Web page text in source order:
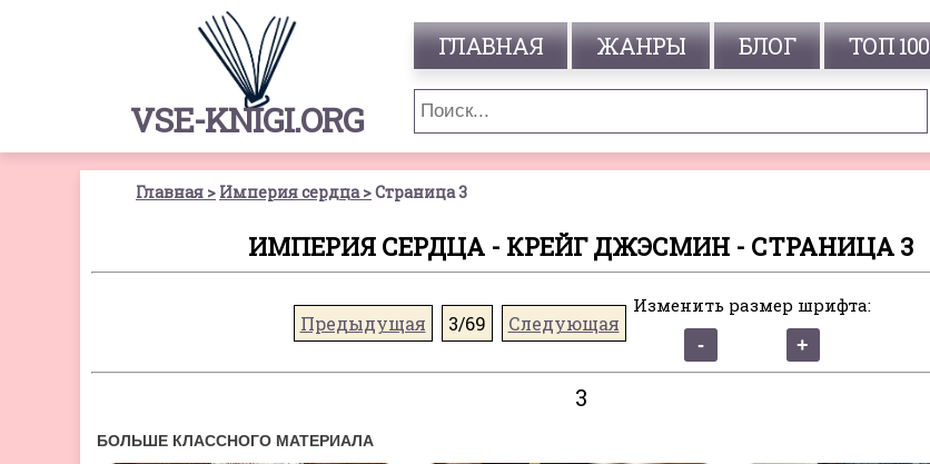
VSE-KNIGI.ORG
ГЛАВНАЯ ЖАНРЫ БЛОГ ТОП 100
Главная Империя сердца Страница 3
ИМПЕРИЯ СЕРДЦА - КРЕЙГ ДЖЭСМИН - СТРАНИЦА 3
Предыдущая 3/69 Следующая
Изменить размер шрифта:
3